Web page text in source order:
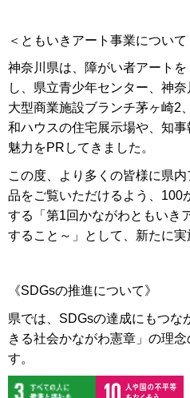
＜ともいきアート事業について
神奈川県は、障がい者アート
し、県立青少年センター、神奈
大型商業施設ブランチ茅ヶ崎2
和ハウスの住宅展示場や、知
魅力をPRしてきました。
この度、より多くの皆様に県
品をご覧いただけるよう、100
する「第1回かながわともいき
すること～」として、新たに実
《SDGsの推進について》
県では、SDGsの達成にもつな
きる社会かながわ憲章」の理
す。